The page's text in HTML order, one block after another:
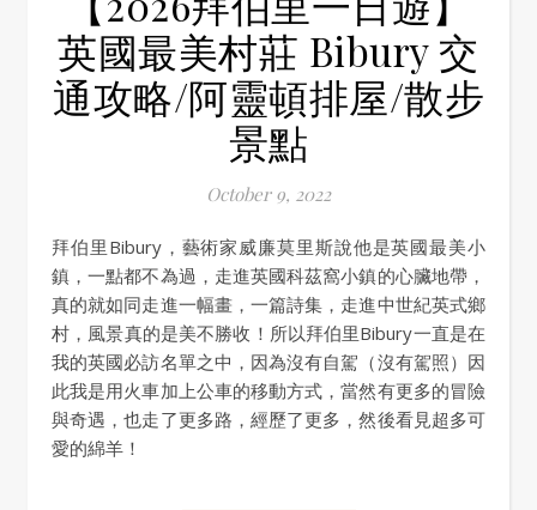
英國最美村莊 Bibury 交
通攻略/阿靈頓排屋/散步
景點
October 9, 2022
拜伯里Bibury，藝術家威廉莫里斯說他是英國最美小
鎮，一點都不為過，走進英國科茲窩小鎮的心臟地帶，
真的就如同走進一幅畫，一篇詩集，走進中世紀英式鄉
村，風景真的是美不勝收！所以拜伯里Bibury一直是在
我的英國必訪名單之中，因為沒有自駕（沒有駕照）因
此我是用火車加上公車的移動方式，當然有更多的冒險
與奇遇，也走了更多路，經歷了更多，然後看見超多可
愛的綿羊！